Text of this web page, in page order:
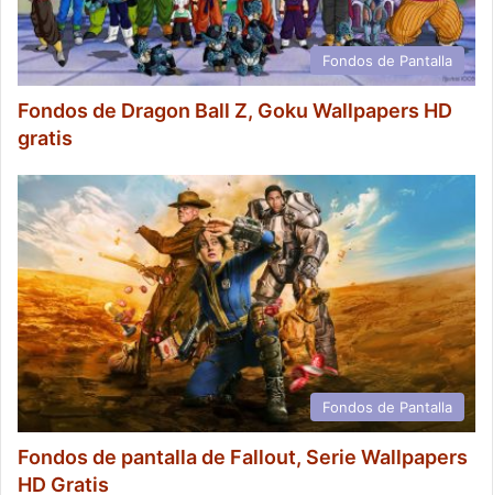
Fondos de Pantalla
Fondos de Dragon Ball Z, Goku Wallpapers HD
gratis
Fondos de Pantalla
Fondos de pantalla de Fallout, Serie Wallpapers
HD Gratis